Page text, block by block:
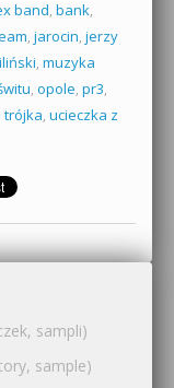
band, bank,
, jarocin, jerzy
, muzyka
, opole, pr3,
trójka, ucieczka z
sampli)
sample)